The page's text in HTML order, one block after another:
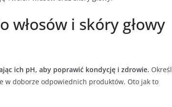
włosów i skóry głowy
ich pH, aby poprawić kondycję i zdrowie. Określ
w doborze odpowiednich produktów. Oto jak to